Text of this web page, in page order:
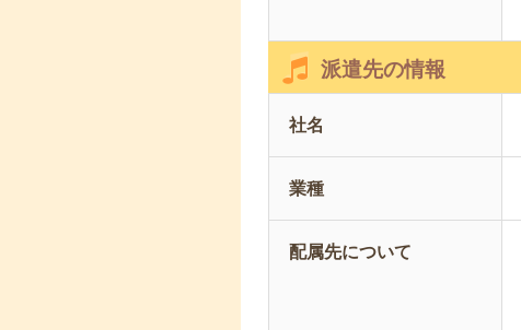
派遣先の情報
社名
業種
配属先について